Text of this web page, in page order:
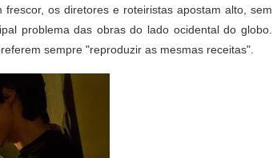
os diretores e roteiristas apostam alto, sem
problema das obras do lado ocidental do globo.
sempre "reproduzir as mesmas receitas".